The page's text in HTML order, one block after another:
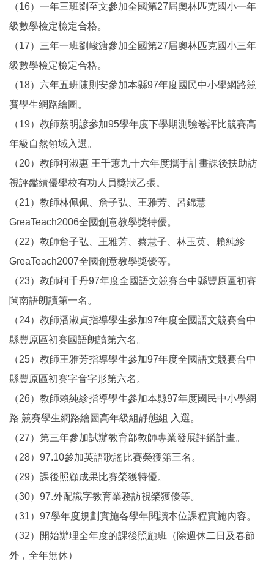
（16）一年三班劉至文參加全國第27屆奧林匹克國小一年
級數學檢定檢定合格。
（17）三年一班劉峻溏參加全國第27屆奧林匹克國小三年
級數學檢定檢定合格。
（18）六年五班陳則安參加本縣97年度國民中小學網路競
賽學生網路繪圖。
（19）教師蔡明諺參加95學年度下學期測驗卷評比競賽高
年級自然領域入選。
（20）教師柯淑惠 王千蕙九十六年度攜手計畫課後扶助訪
視評鑑績優學校有功人員獎狀乙張。
（21）教師林佩佩、詹子弘、王雅芳、呂錦慧
GreaTeach2006全國創意教學獎特優。
（22）教師詹子弘、王雅芳、蔡慧子、林玉英、賴純紾
GreaTeach2007全國創意教學獎優等。
（23）教師柯千丹97年度全國語文競賽台中縣豐原區初賽
閩南語朗讀第一名。
（24）教師潘淑貞指導學生參加97年度全國語文競賽台中
縣豐原區初賽國語朗讀第六名。
（25）教師王雅芳指導學生參加97年度全國語文競賽台中
縣豐原區初賽字音字形第六名。
（26）教師賴純紾指導學生參加本縣97年度國民中小學網
路 競賽學生網路繪圖高年級組靜態組 入選。
（27）第三年參加試辦教育部教師專業發展評鑑計畫。
（28）97.10參加英語歌謠比賽榮獲第三名。
（29）課後照顧成果比賽榮獲特優。
（30）97.外配識字教育業務訪視榮獲優等。
（31）97學年度規劃實施各學年閱讀本位課程實施內容。
（32）開始辦理全年度的課後照顧班（除週休二日及春節
外，全年無休）